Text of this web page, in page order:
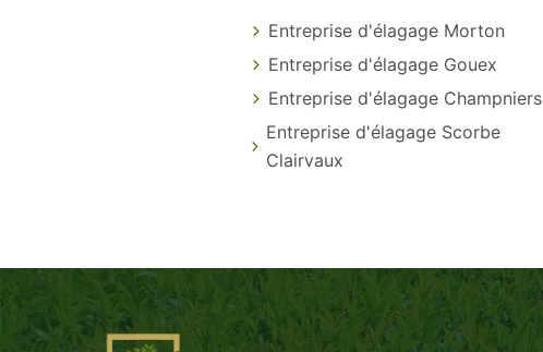
Entreprise d'élagage Morton
Entreprise d'élagage Gouex
Entreprise d'élagage Champniers
Entreprise d'élagage Scorbe
Clairvaux